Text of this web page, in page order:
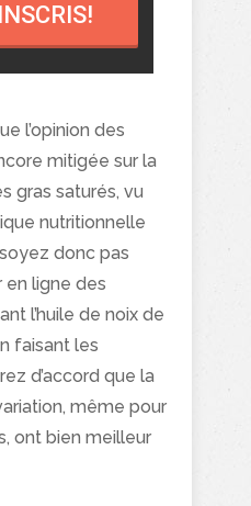
l’opinion des
mitigée sur la
gras saturés, vu
nutritionnelle
donc pas
ligne des
l’huile de noix de
faisant les
d’accord que la
même pour
ont bien meilleur